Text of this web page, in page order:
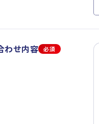
わせ内容 必須